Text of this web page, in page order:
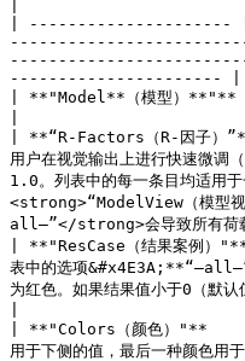
| ---------------------
---------------------- |
| **"Model**（模型）**"**
| **“R-Factors（R-因子）
用户在视觉输出上进行快速微
1.0。列表中的每一条目均适用
<strong>“ModelView（模型
all–”</strong>会导致所有荷
| **"ResCase（结果案例）
表中的选项
为红色。如果结果值小于0（默
| **"Colors（颜色）"**      |
用于下侧的值，最后一种颜色用